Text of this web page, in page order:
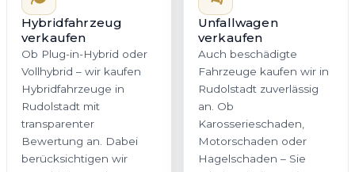
Hybridfahrzeug
verkaufen
Ob Plug-in-Hybrid oder
Vollhybrid – wir kaufen
Hybridfahrzeuge in
Rudolstadt mit
transparenter
Bewertung an. Dabei
berücksichtigen wir
sowohl den Verbrenner
Unfallwagen
verkaufen
Auch beschädigte
Fahrzeuge kaufen wir in
Rudolstadt zuverlässig
an. Ob
Karosserieschaden,
Motorschaden oder
Hagelschaden – Sie
erhalten bei uns eine